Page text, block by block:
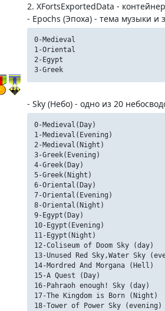
2. XFortsExportedData -
- Epochs (Эпоха) - тема музыки и
0-Medieval
1-Oriental
2-Egypt
3-Greek
- Sky (Небо) - одно из 20
0-Medieval(Day)
1-Medieval(Evening)
2-Medieval(Night)
3-Greek(Evening)
4-Greek(Day)
5-Greek(Night)
6-Oriental(Day)
7-Oriental(Evening)
8-Oriental(Night)
9-Egypt(Day)
10-Egypt(Evening)
11-Egypt(Night)
12-Coliseum of Doom Sky (day)
13-Unused Red Sky,Water Sky
14-Mordred And Morgana (Hell)
15-A Quest (Day)
16-Pahraoh enough! Sky (day)
17-The Kingdom is Born (Night)
18-Tower of Power Sky (evening)